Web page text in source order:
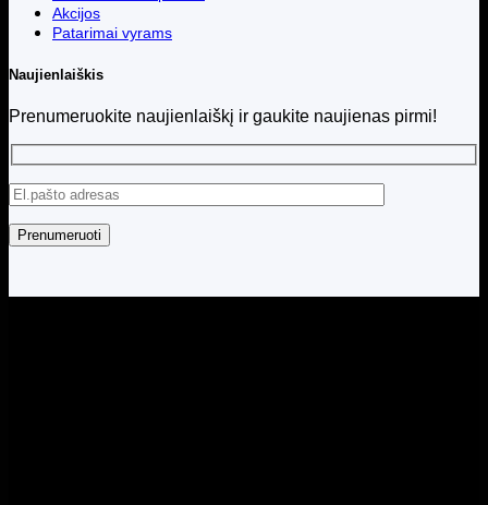
Akcijos
Patarimai vyrams
Naujienlaiškis
Prenumeruokite naujienlaiškį ir gaukite naujienas pirmi!